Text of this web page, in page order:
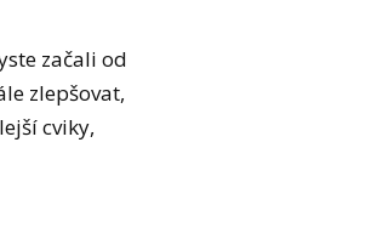
začali od
zlepšovat,
cviky,